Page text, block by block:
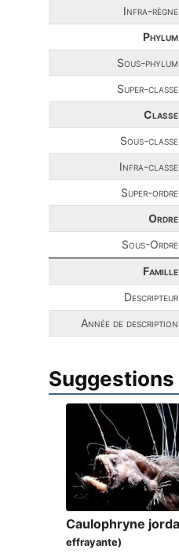
Infra-
Phylum
Sous-
Super-
Classe
Sous-
Infra-
Super-
Ordre
Sous-
Famille
Année de
Caulophryne
effrayante)